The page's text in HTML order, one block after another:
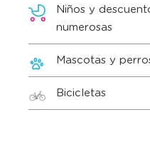
Niños y
numerosas
Mascotas y
Bicicletas